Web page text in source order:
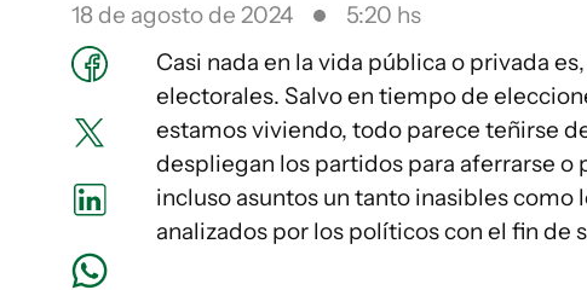
18 de agosto de 2024
5:20 hs
Casi nada en la vida pública o privada
electorales. Salvo en tiempo de
estamos viviendo, todo parece teñirse
despliegan los partidos para aferrarse o
incluso asuntos un tanto inasibles como
analizados por los políticos con el fin de